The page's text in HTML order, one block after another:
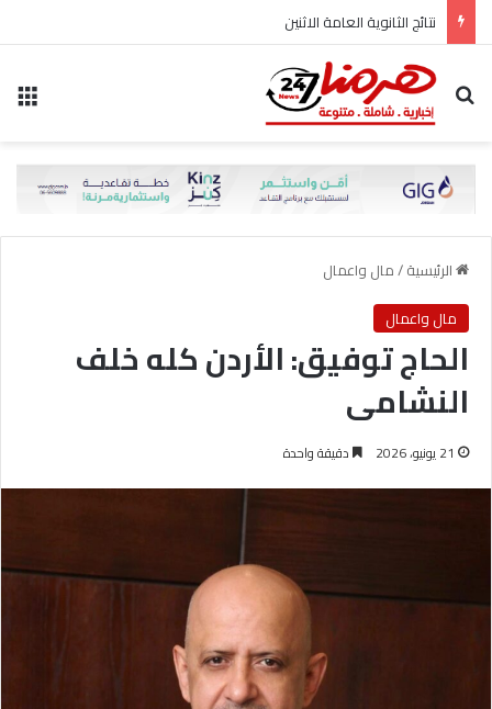
نتائج الثانوية العامة الاثنين
بحث عن
الرئيسية/مال واعمال
مال واعمال
الحاج توفيق: الأردن كله خلف
النشامى
21 يونيو، 2026 دقيقة واحدة